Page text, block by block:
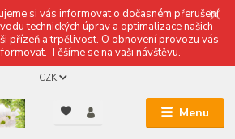
si vás informovat o dočasném přerušení
technických úprav a optimalizace našich
přízeň a trpělivost. O obnovení provozu vás
Těšíme se na vaši návštěvu.
Menu
CZK